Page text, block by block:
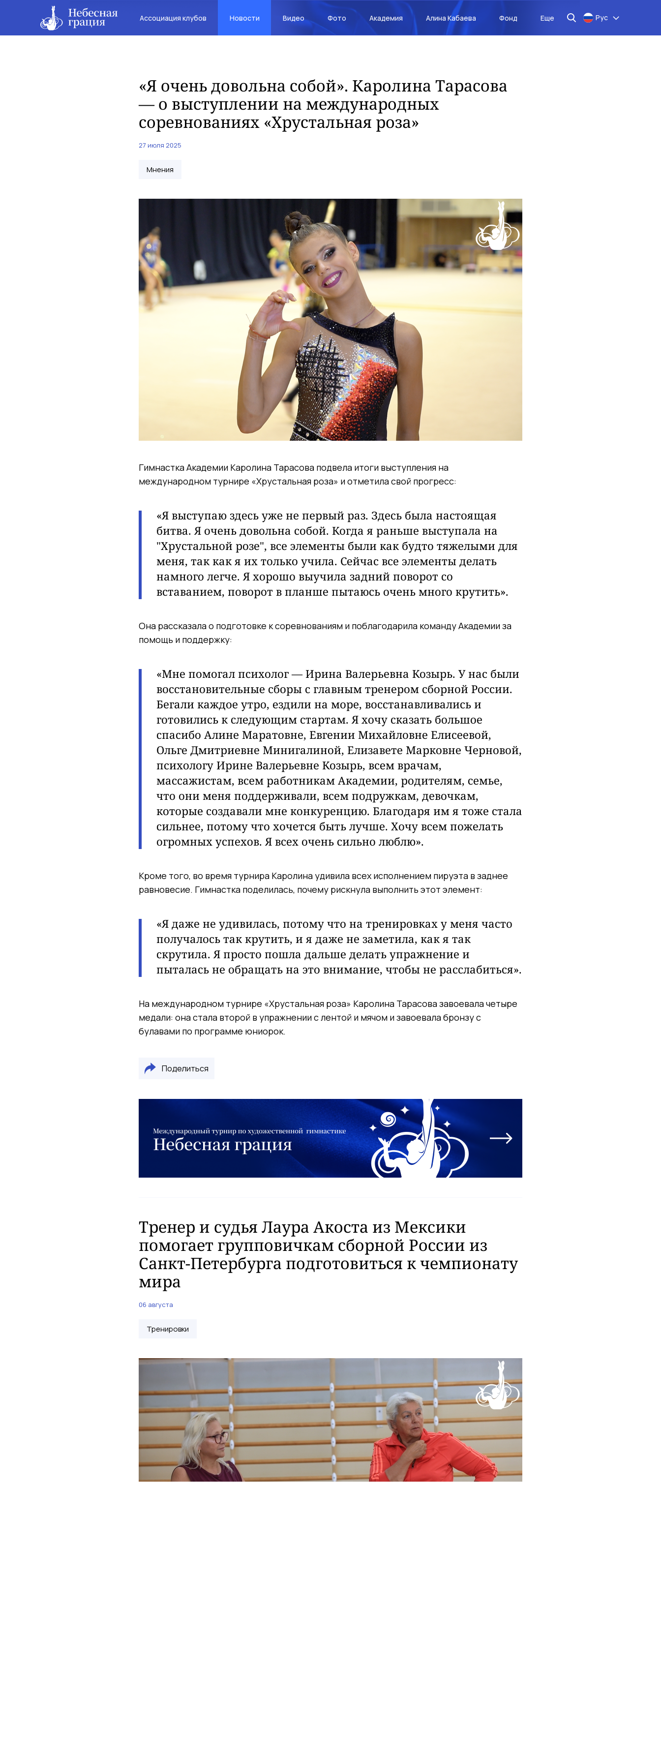
Ассоциация клубов Новости Видео Фото Академия Алина Кабаева Фонд Еще Рус
«Я очень довольна собой». Каролина Тарасова
— о выступлении на международных
соревнованиях «Хрустальная роза»
27 июля 2025
Мнения
Гимнастка Академии Каролина Тарасова подвела итоги выступления на
международном турнире «Хрустальная роза» и отметила свой прогресс:
«Я выступаю здесь уже не первый раз. Здесь была настоящая
битва. Я очень довольна собой. Когда я раньше выступала на
"Хрустальной розе", все элементы были как будто тяжелыми для
меня, так как я их только учила. Сейчас все элементы делать
намного легче. Я хорошо выучила задний поворот со
вставанием, поворот в планше пытаюсь очень много крутить».
Она рассказала о подготовке к соревнованиям и поблагодарила команду Академии за
помощь и поддержку:
«Мне помогал психолог — Ирина Валерьевна Козырь. У нас были
восстановительные сборы с главным тренером сборной России.
Бегали каждое утро, ездили на море, восстанавливались и
готовились к следующим стартам. Я хочу сказать большое
спасибо Алине Маратовне, Евгении Михайловне Елисеевой,
Ольге Дмитриевне Минигалиной, Елизавете Марковне Черновой,
психологу Ирине Валерьевне Козырь, всем врачам,
массажистам, всем работникам Академии, родителям, семье,
что они меня поддерживали, всем подружкам, девочкам,
которые создавали мне конкуренцию. Благодаря им я тоже стала
сильнее, потому что хочется быть лучше. Хочу всем пожелать
огромных успехов. Я всех очень сильно люблю».
Кроме того, во время турнира Каролина удивила всех исполнением пируэта в заднее
равновесие. Гимнастка поделилась, почему рискнула выполнить этот элемент:
«Я даже не удивилась, потому что на тренировках у меня часто
получалось так крутить, и я даже не заметила, как я так
скрутила. Я просто пошла дальше делать упражнение и
пыталась не обращать на это внимание, чтобы не расслабиться».
На международном турнире «Хрустальная роза» Каролина Тарасова завоевала четыре
медали: она стала второй в упражнении с лентой и мячом и завоевала бронзу с
булавами по программе юниорок.
Поделиться
Тренер и судья Лаура Акоста из Мексики
помогает групповичкам сборной России из
Санкт-Петербурга подготовиться к чемпионату
мира
06 августа
Тренировки